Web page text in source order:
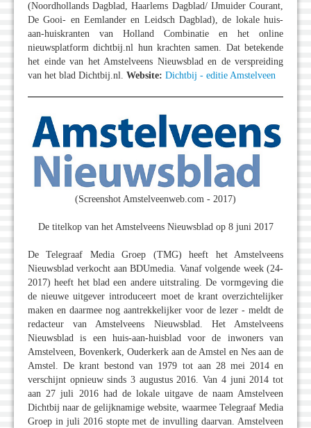
(Noordhollands Dagblad, Haarlems Dagblad/ IJmuider Courant,
De Gooi- en Eemlander en Leidsch Dagblad), de lokale huis-
aan-huiskranten van Holland Combinatie en het online
nieuwsplatform dichtbij.nl hun krachten samen. Dat betekende
het einde van het Amstelveens Nieuwsblad en de verspreiding
van het blad Dichtbij.nl. Website: Dichtbij - editie Amstelveen
(Screenshot Amstelveenweb.com - 2017)
De titelkop van het Amstelveens Nieuwsblad op 8 juni 2017
De Telegraaf Media Groep (TMG) heeft het Amstelveens
Nieuwsblad verkocht aan BDUmedia. Vanaf volgende week (24-
2017) heeft het blad een andere uitstraling. De vormgeving die
de nieuwe uitgever introduceert moet de krant overzichtelijker
maken en daarmee nog aantrekkelijker voor de lezer - meldt de
redacteur van Amstelveens Nieuwsblad. Het Amstelveens
Nieuwsblad is een huis-aan-huisblad voor de inwoners van
Amstelveen, Bovenkerk, Ouderkerk aan de Amstel en Nes aan de
Amstel. De krant bestond van 1979 tot aan 28 mei 2014 en
verschijnt opnieuw sinds 3 augustus 2016. Van 4 juni 2014 tot
aan 27 juli 2016 had de lokale uitgave de naam Amstelveen
Dichtbij naar de gelijknamige website, waarmee Telegraaf Media
Groep in juli 2016 stopte met de invulling daarvan. Amstelveen